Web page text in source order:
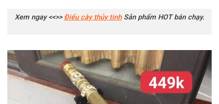
Xem ngay <<>>Điếu cày thủy tinhSản phẩm HOT bán chạy.